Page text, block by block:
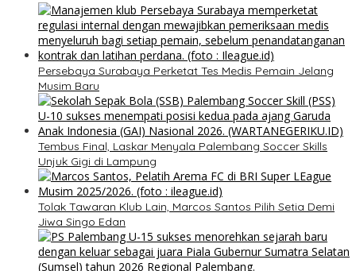
Persebaya Surabaya Perketat Tes Medis Pemain Jelang
Musim Baru
Tembus Final, Laskar Menyala Palembang Soccer Skills
Unjuk Gigi di Lampung
Tolak Tawaran Klub Lain, Marcos Santos Pilih Setia Demi
Jiwa Singo Edan